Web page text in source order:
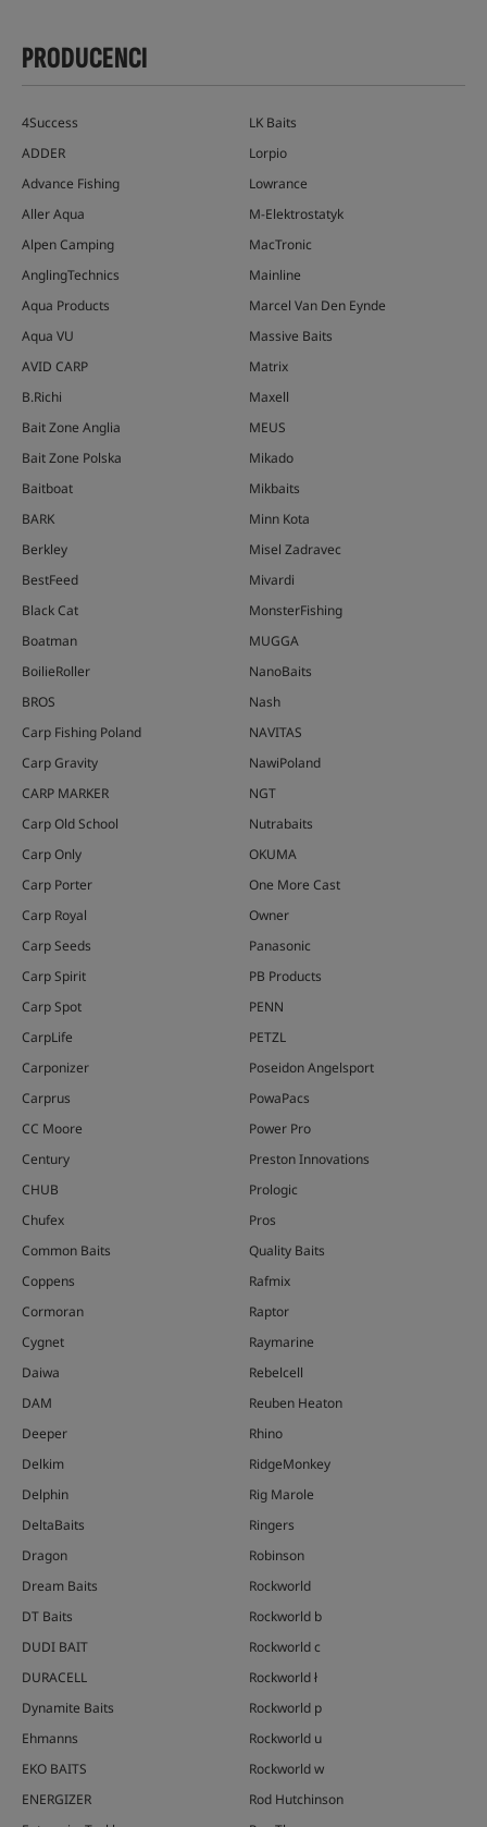
PRODUCENCI
4Success
ADDER
Advance Fishing
Aller Aqua
Alpen Camping
AnglingTechnics
Aqua Products
Aqua VU
AVID CARP
B.Richi
Bait Zone Anglia
Bait Zone Polska
Baitboat
BARK
Berkley
BestFeed
Black Cat
Boatman
BoilieRoller
BROS
Carp Fishing Poland
Carp Gravity
CARP MARKER
Carp Old School
Carp Only
Carp Porter
Carp Royal
Carp Seeds
Carp Spirit
Carp Spot
CarpLife
Carponizer
Carprus
CC Moore
Century
CHUB
Chufex
Common Baits
Coppens
Cormoran
Cygnet
Daiwa
DAM
Deeper
Delkim
Delphin
DeltaBaits
Dragon
Dream Baits
DT Baits
DUDI BAIT
DURACELL
Dynamite Baits
Ehmanns
EKO BAITS
ENERGIZER
LK Baits
Lorpio
Lowrance
M-Elektrostatyk
MacTronic
Mainline
Marcel Van Den Eynde
Massive Baits
Matrix
Maxell
MEUS
Mikado
Mikbaits
Minn Kota
Misel Zadravec
Mivardi
MonsterFishing
MUGGA
NanoBaits
Nash
NAVITAS
NawiPoland
NGT
Nutrabaits
OKUMA
One More Cast
Owner
Panasonic
PB Products
PENN
PETZL
Poseidon Angelsport
PowaPacs
Power Pro
Preston Innovations
Prologic
Pros
Quality Baits
Rafmix
Raptor
Raymarine
Rebelcell
Reuben Heaton
Rhino
RidgeMonkey
Rig Marole
Ringers
Robinson
Rockworld
Rockworld b
Rockworld c
Rockworld ł
Rockworld p
Rockworld u
Rockworld w
Rod Hutchinson